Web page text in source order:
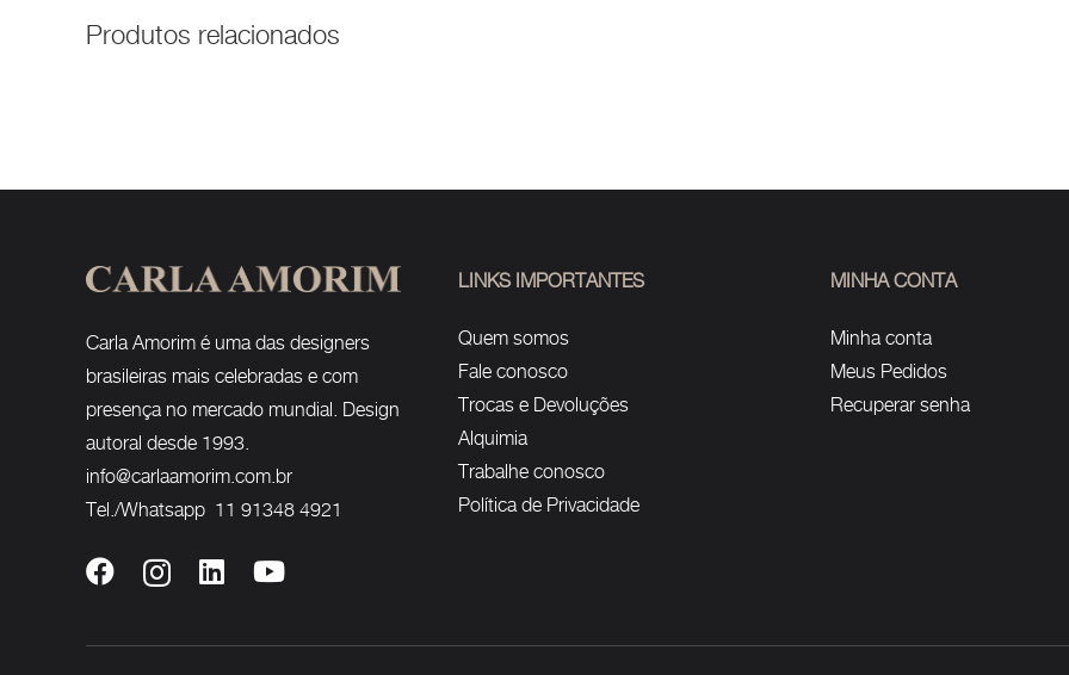
Produtos relacionados
Carla Amorim é uma das designers
brasileiras mais celebradas e com
presença no mercado mundial. Design
autoral desde 1993.
info@carlaamorim.com.br
Tel./Whatsapp 11 91348 4921
LINKS IMPORTANTES
Quem somos
Fale conosco
Trocas e Devoluções
Alquimia
Trabalhe conosco
Política de Privacidade
MINHA CONTA
Minha conta
Meus Pedidos
Recuperar senha